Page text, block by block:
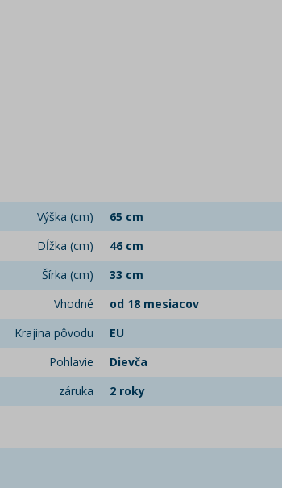
Výška (cm)
65 cm
Dĺžka (cm)
46 cm
Šírka (cm)
33 cm
Vhodné
od 18 mesiacov
Krajina pôvodu
EU
Pohlavie
Dievča
záruka
2 roky